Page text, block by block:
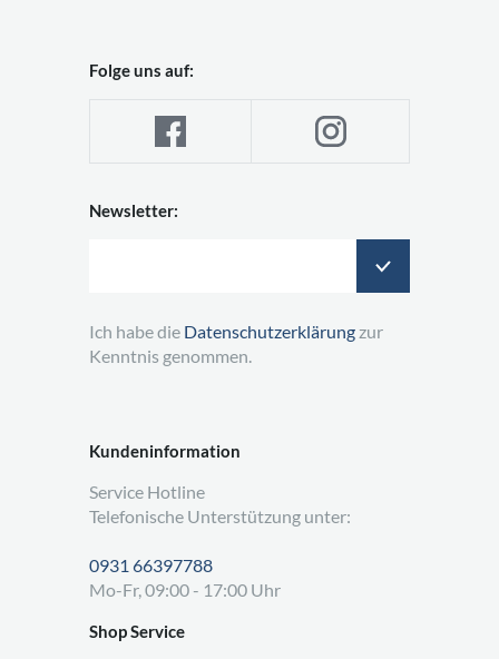
Kundeninformation
Service Hotline
Telefonische Unterstützung unter:
0931 66397788
Mo-Fr, 09:00 - 17:00 Uhr
Shop Service
Folge uns auf:
Newsletter:
Ich habe die Datenschutzerklärung zur
Kenntnis genommen.